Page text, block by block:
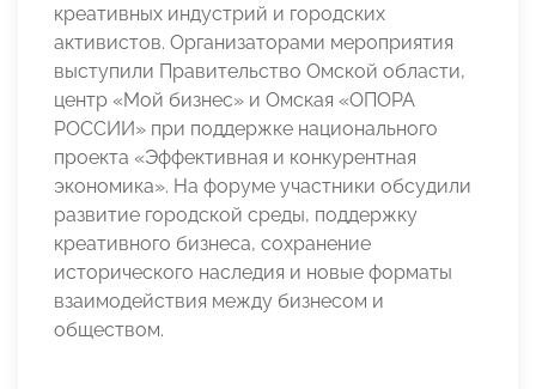
креативных индустрий и городских
активистов. Организаторами мероприятия
выступили Правительство Омской области,
центр «Мой бизнес» и Омская «ОПОРА
РОССИИ» при поддержке национального
проекта «Эффективная и конкурентная
экономика». На форуме участники обсудили
развитие городской среды, поддержку
креативного бизнеса, сохранение
исторического наследия и новые форматы
взаимодействия между бизнесом и
обществом.